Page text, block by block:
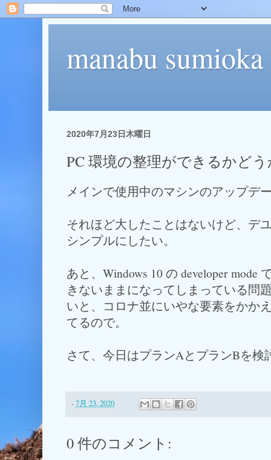
manabu sumioka
2020年7月23日木曜日
PC 環境の整理ができるかど
メインで使用中のマシンのアップデ
それほど大したことはないけど、デ
シンプルにしたい。
あと、Windows 10 の developer mode
きないままになってしまっている問
いと、コロナ並にいやな要素をかか
てるので。
さて、今日はプランAとプランBを検
-7月 23, 2020
0 件のコメント: